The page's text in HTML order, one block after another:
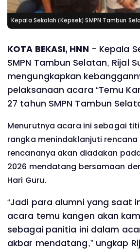
Kepala Sekolah (Kepsek) SMPN Tambun
KOTA BEKASI, HNN - Kepala
SMPN Tambun Selatan, Rijal
mengungkapkan
pelaksanaan acara “Temu
27 tahun SMPN Tambun
Menurutnya acara ini sebagai
rangka menindaklanjuti rencana
rencananya akan diadakan
2026 mendatang bersamaan
Hari Guru.
“Jadi para alumni yang saat
acara temu kangen akan
sebagai panitia ini dalam
akbar mendatang,” ungkap